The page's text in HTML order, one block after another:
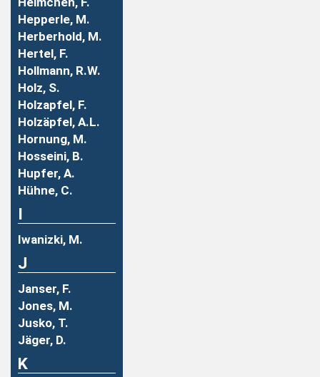
Hepperle, M.
Herberhold, M.
Hertel, F.
Hollmann, R.W.
Holz, S.
Holzapfel, F.
Holzäpfel, A.L.
Hornung, M.
Hosseini, B.
Hupfer, A.
Hühne, C.
I
Iwanizki, M.
J
Janser, F.
Jones, M.
Jusko, T.
Jäger, D.
K